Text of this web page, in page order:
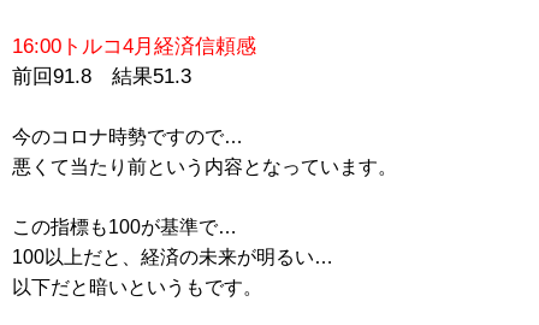
16:00トルコ4月経済信頼感
前回91.8 結果51.3
今のコロナ時勢ですので…
悪くて当たり前という内容となっています。
この指標も100が基準で…
100以上だと、経済の未来が明るい…
以下だと暗いというもです。